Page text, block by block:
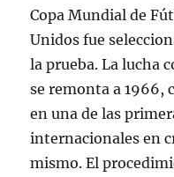
Copa Mundial de
Unidos fue
la prueba. La lucha
se remonta a 1966,
en una de las
internacionales en
mismo. El